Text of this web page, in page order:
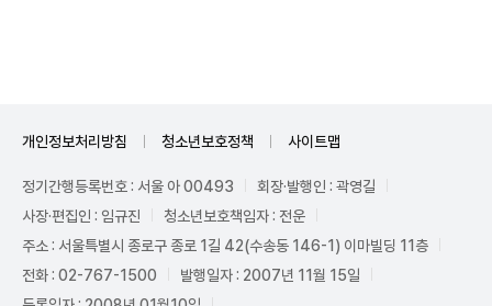
개인정보처리방침 청소년보호정책 사이트맵
정기간행등록번호 : 서울 아 00493
회장·발행인 : 곽영길
사장·편집인 : 임규진
청소년보호책임자 : 전운
주소 : 서울특별시 종로구 종로 1길 42(수송동 146-1) 이마빌딩 11층
전화 : 02-767-1500
발행일자 : 2007년 11월 15일